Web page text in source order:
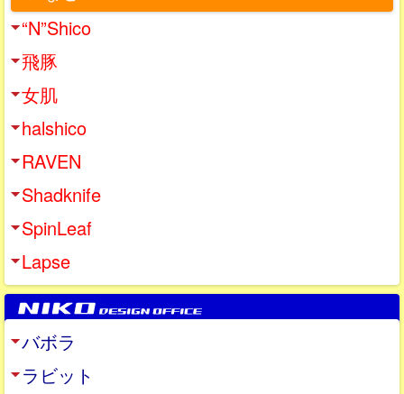
“N”Shico
飛豚
女肌
halshico
RAVEN
Shadknife
SpinLeaf
Lapse
バボラ
ラビット